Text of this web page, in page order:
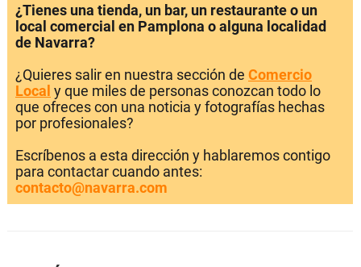
¿Tienes una tienda, un bar, un restaurante o un
local comercial en Pamplona o alguna localidad
de Navarra?
¿Quieres salir en nuestra sección de Comercio
Local y que miles de personas conozcan todo lo
que ofreces con una noticia y fotografías hechas
por profesionales?
Escríbenos a esta dirección y hablaremos contigo
para contactar cuando antes:
contacto@navarra.com